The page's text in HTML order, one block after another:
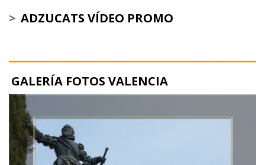
> ADZUCATS VÍDEO PROMO
GALERÍA FOTOS VALENCIA